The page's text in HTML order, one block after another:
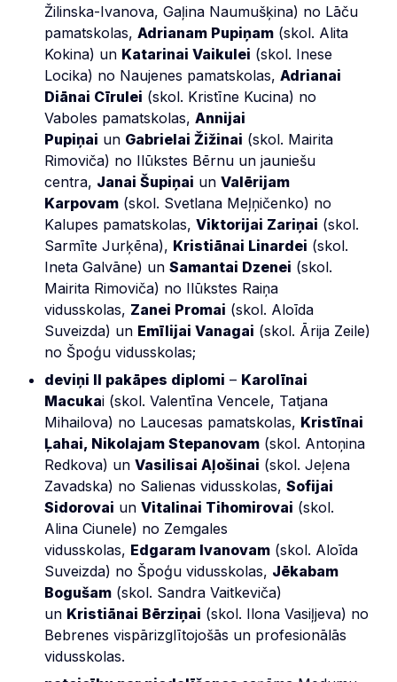
Žilinska-Ivanova, Gaļina Naumušķina) no Lāču
pamatskolas, Adrianam Pupiņam (skol. Alita
Kokina) un Katarinai Vaikulei (skol. Inese
Locika) no Naujenes pamatskolas, Adrianai
Diānai Cīrulei (skol. Kristīne Kucina) no
Vaboles pamatskolas, Annijai
Pupiņai un Gabrielai Žižinai (skol. Mairita
Rimoviča) no Ilūkstes Bērnu un jauniešu
centra, Janai Šupiņai un Valērijam
Karpovam (skol. Svetlana Meļņičenko) no
Kalupes pamatskolas, Viktorijai Zariņai (skol.
Sarmīte Jurķēna), Kristiānai Linardei (skol.
Ineta Galvāne) un Samantai Dzenei (skol.
Mairita Rimoviča) no Ilūkstes Raiņa
vidusskolas, Zanei Promai (skol. Aloīda
Suveizda) un Emīlijai Vanagai (skol. Ārija Zeile)
no Špoģu vidusskolas;
deviņi II pakāpes diplomi – Karolīnai
Macukai (skol. Valentīna Vencele, Tatjana
Mihailova) no Laucesas pamatskolas, Kristīnai
Ļahai, Nikolajam Stepanovam (skol. Antoņina
Redkova) un Vasilisai Aļošinai (skol. Jeļena
Zavadska) no Salienas vidusskolas, Sofijai
Sidorovai un Vitalinai Tihomirovai (skol.
Alina Ciunele) no Zemgales
vidusskolas, Edgaram Ivanovam (skol. Aloīda
Suveizda) no Špoģu vidusskolas, Jēkabam
Bogušam (skol. Sandra Vaitkeviča)
un Kristiānai Bērziņai (skol. Ilona Vasiļjeva) no
Bebrenes vispārizglītojošās un profesionālās
vidusskolas.